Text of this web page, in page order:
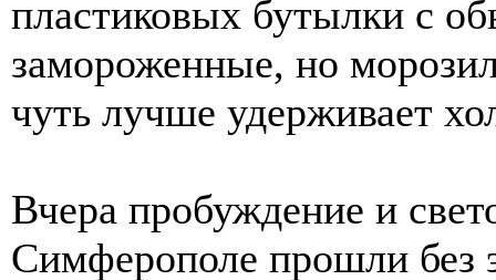
пластиковых бутылки с
замороженные, но
чуть лучше удерживает
Вчера пробуждение и
Симферополе прошли без